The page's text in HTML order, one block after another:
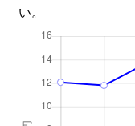
い。